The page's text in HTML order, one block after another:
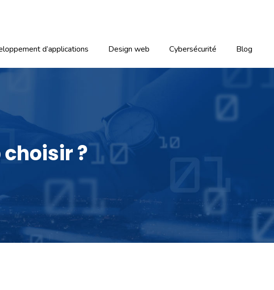
d’applications Design web Cybersécurité Blog
?